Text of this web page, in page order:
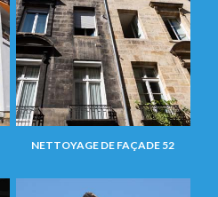
NETTOYAGE DE FAÇADE 52